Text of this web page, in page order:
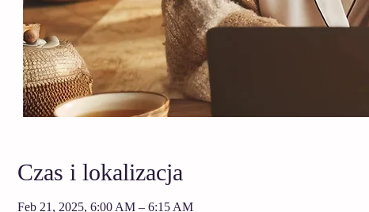
Czas i lokalizacja
Feb 21, 2025, 6:00 AM – 6:15 AM